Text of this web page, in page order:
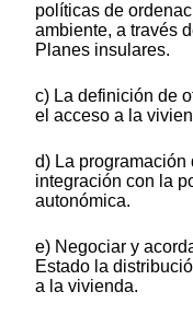
políticas de
ambiente, a través
Planes insulares.
c) La definición de
el acceso a la
d) La
integración con la
autonómica.
e) Negociar y
Estado la
a la vivienda.